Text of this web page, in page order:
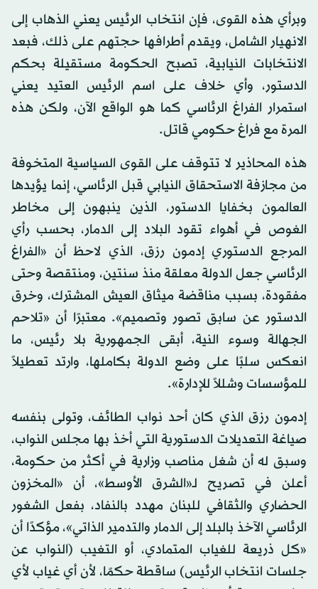
وبرأي هذه القوى، فإن انتخاب الرئيس يعني الذهاب إلى
الانهيار الشامل، ويقدم أطرافها حجتهم على ذلك، فبعد
الانتخابات النيابية، تصبح الحكومة مستقيلة بحكم
الدستور، وأي خلاف على اسم الرئيس العتيد يعني
استمرار الفراغ الرئاسي كما هو الواقع الآن، ولكن هذه
المرة مع فراغ حكومي قاتل.
هذه المحاذير لا تتوقف على القوى السياسية المتخوفة
من مجازفة الاستحقاق النيابي قبل الرئاسي، إنما يؤيدها
العالمون بخفايا الدستور، الذين ينبهون إلى مخاطر
الغوص في أهواء تقود البلاد إلى الدمار، بحسب رأي
المرجع الدستوري إدمون رزق، الذي لاحظ أن «الفراغ
الرئاسي جعل الدولة معلقة منذ سنتين، ومنتقصة وحتى
مفقودة، بسبب مناقضة ميثاق العيش المشترك، وخرق
الدستور عن سابق تصور وتصميم». معتبرًا أن «تلاحم
الجهالة وسوء النية، أبقى الجمهورية بلا رئيس، ما
انعكس سلبًا على وضع الدولة بكاملها، وارتد تعطيلاً
للمؤسسات وشللاً للإدارة».
إدمون رزق الذي كان أحد نواب الطائف، وتولى بنفسه
صياغة التعديلات الدستورية التي أخذ بها مجلس النواب،
وسبق له أن شغل مناصب وزارية في أكثر من حكومة،
أعلن في تصريح لـ«الشرق الأوسط»، أن «المخزون
الحضاري والثقافي للبنان مهدد بالنفاد، بفعل الشغور
الرئاسي الآخذ بالبلد إلى الدمار والتدمير الذاتي»، مؤكدًا أن
«كل ذريعة للغياب المتمادي، أو التغيب (النواب عن
جلسات انتخاب الرئيس) ساقطة حكمًا، لأن أي غياب لأي